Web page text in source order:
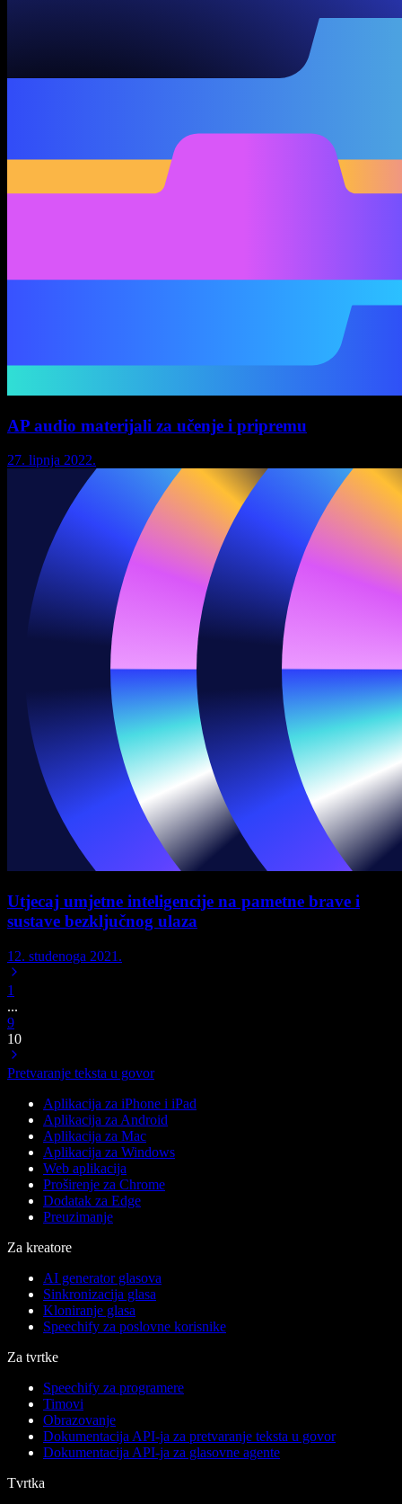
AP audio materijali za učenje i pripremu
27. lipnja 2022.
Utjecaj umjetne inteligencije na pametne brave i
sustave bezključnog ulaza
12. studenoga 2021.
1
...
9
10
Pretvaranje teksta u govor
Aplikacija za iPhone i iPad
Aplikacija za Android
Aplikacija za Mac
Aplikacija za Windows
Web aplikacija
Proširenje za Chrome
Dodatak za Edge
Preuzimanje
Za kreatore
AI generator glasova
Sinkronizacija glasa
Kloniranje glasa
Speechify za poslovne korisnike
Za tvrtke
Speechify za programere
Timovi
Obrazovanje
Dokumentacija API-ja za pretvaranje teksta u govor
Dokumentacija API-ja za glasovne agente
Tvrtka